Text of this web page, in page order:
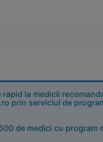
rapid la medicii
prin serviciul de
de medici cu program